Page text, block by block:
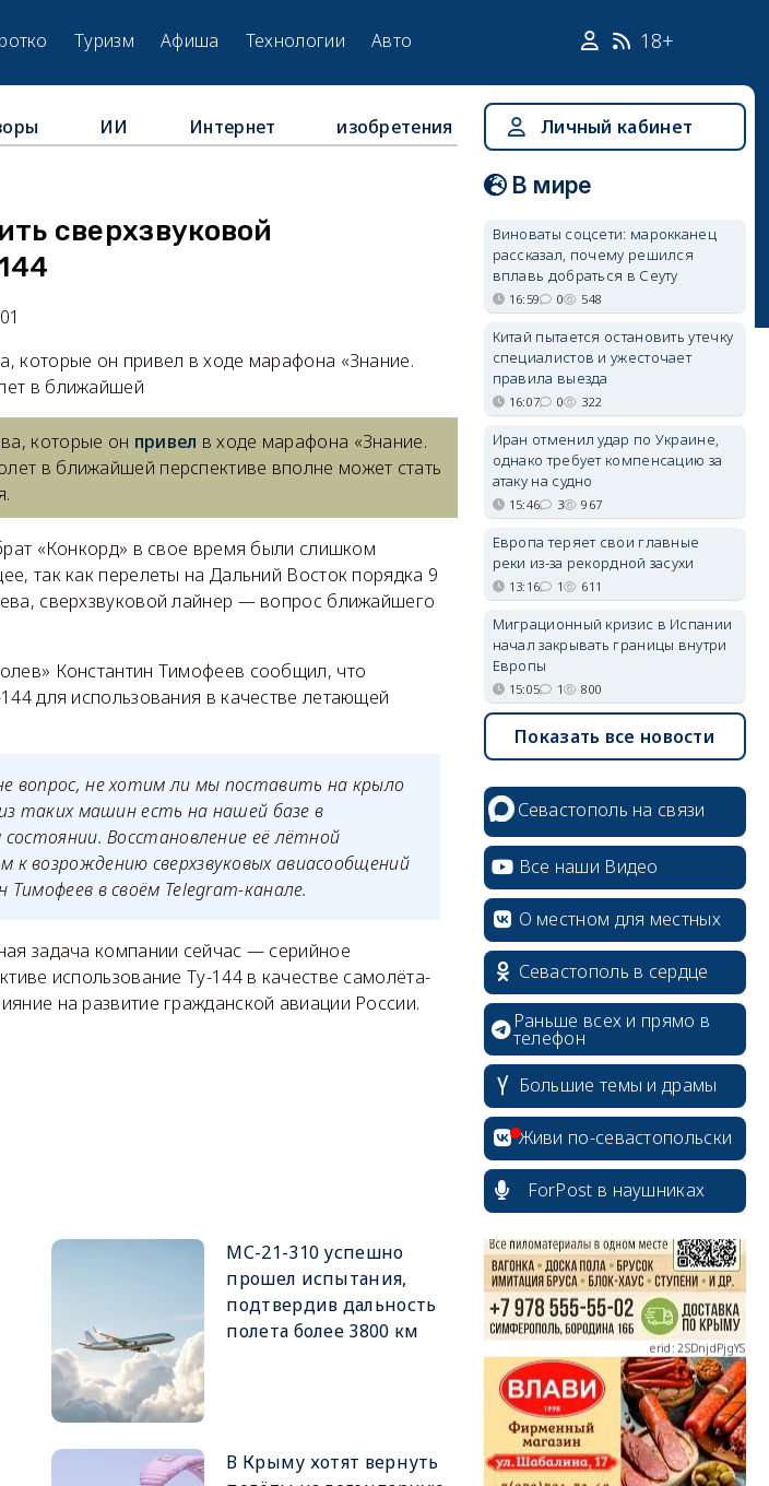
Туризм Афиша Технологии Авто 18+
ИИ Интернет изобретения
сверхзвуковой
которые он привел в ходе марафона «Знание.
в ближайшей
которые он привел в ходе марафона «Знание.
в ближайшей перспективе вполне может стать
«Конкорд» в свое время были слишком
так как перелеты на Дальний Восток порядка 9
сверхзвуковой лайнер — вопрос ближайшего
Константин Тимофеев сообщил, что
для использования в качестве летающей
вопрос, не хотим ли мы поставить на крыло
таких машин есть на нашей базе в
Восстановление её лётной
возрождению сверхзвуковых авиасообщений
в своём Telegram-канале.
задача компании сейчас — серийное
использование Ту-144 в качестве самолёта-
на развитие гражданской авиации России.
МС-21-310 успешно
прошел испытания,
подтвердив дальность
полета более 3800 км
В Крыму хотят вернуть
Личный кабинет
В мире
Виноваты соцсети: марокканец
рассказал, почему решился
вплавь добраться в Сеуту
16:59 0 548
Китай пытается остановить утечку
специалистов и ужесточает
правила выезда
16:07 0 322
Иран отменил удар по Украине,
однако требует компенсацию за
атаку на судно
15:46 3 967
Европа теряет свои главные
реки из-за рекордной засухи
13:16 1 611
Миграционный кризис в Испании
начал закрывать границы внутри
Европы
15:05 1 800
Показать все новости
Севастополь на связи
Все наши Видео
О местном для местных
Севастополь в сердце
Раньше всех и прямо в
телефон
Большие темы и драмы
Живи по-севастопольски
ForPost в наушниках
erid: 2SDnjcrDNw6
erid: 2SDnjdPjgYS
erid: 2SDnjdvhGXG